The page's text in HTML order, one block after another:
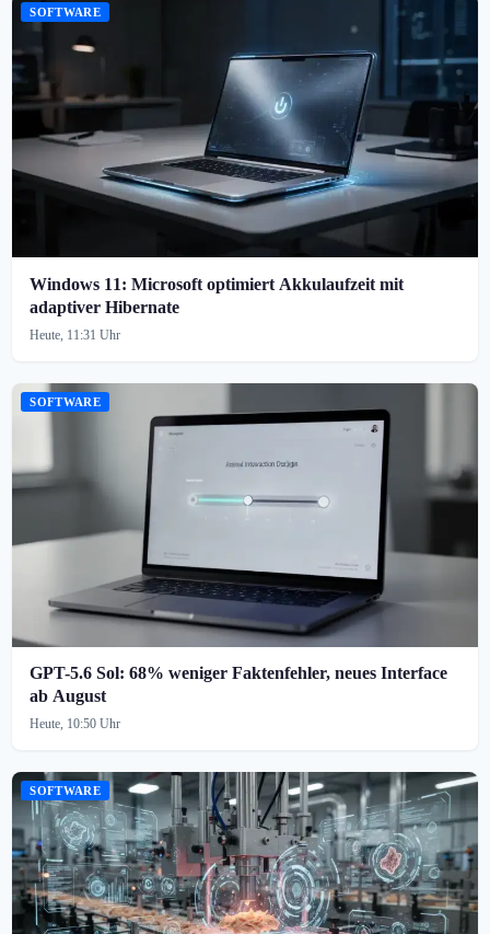
SOFTWARE
Windows 11: Microsoft optimiert Akkulaufzeit mit
adaptiver Hibernate
Heute, 11:31 Uhr
SOFTWARE
GPT-5.6 Sol: 68% weniger Faktenfehler, neues Interface
ab August
Heute, 10:50 Uhr
SOFTWARE